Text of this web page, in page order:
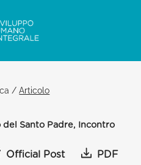
/Articolo
del Santo Padre, Incontro
Official Post PDF